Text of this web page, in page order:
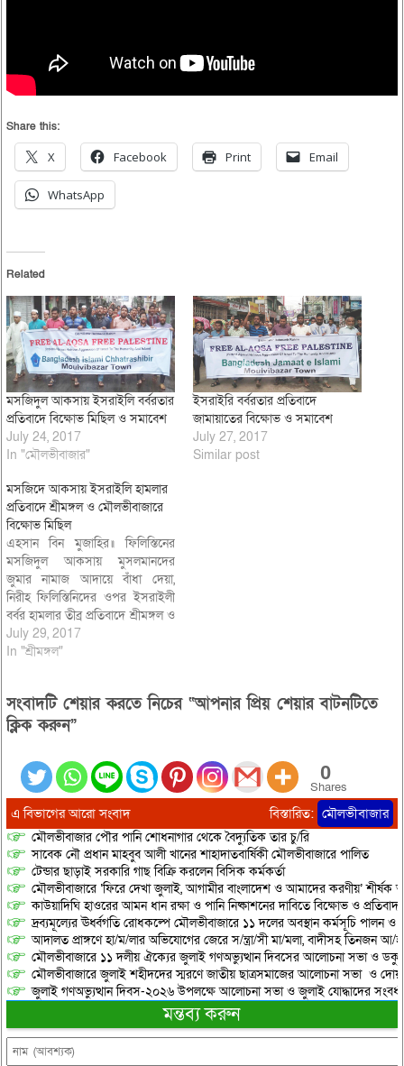
Share this:
X Facebook Print Email
WhatsApp
Related
মসজিদুল আকসায় ইসরাইলি বর্বরতার
প্রতিবাদে বিক্ষোভ মিছিল ও সমাবেশ
July 24, 2017
In "মৌলভীবাজার"
ইসরাইরি বর্বরতার প্রতিবাদে
জামায়াতের বিক্ষোভ ও সমাবেশ
July 27, 2017
Similar post
মসজিদে আকসায় ইসরাইলি হামলার
প্রতিবাদে শ্রীমঙ্গল ও মৌলভীবাজারে
বিক্ষোভ মিছিল
এহসান বিন মুজাহির॥ ফিলিস্তিনের
মসজিদুল আকসায় মুসলমানদের
জুমার নামাজ আদায়ে বাঁধা দেয়া,
নিরীহ ফিলিস্তিনিদের ওপর ইসরাইলী
বর্বর হামলার তীব্র প্রতিবাদে শ্রীমঙ্গল ও
মৌলভীবাজারে বিক্ষোভ মিছিল ও
প্রতিবাদ সমাবেশ করেছে খেলাফত
মজলিস শ্রীমঙ্গল পৌর শাখার ব্যানারে
শ্রীমঙ্গলে বিক্ষোভ মিছিল ও
July 29, 2017
In "শ্রীমঙ্গল"
সংবাদটি শেয়ার করতে নিচের “আপনার প্রিয় শেয়ার বাটনটিতে
ক্লিক করুন”
0
Shares
এ বিভাগের আরো সংবাদ বিস্তারিত: মৌলভীবাজার
মৌলভীবাজার পৌর পানি শোধনাগার থেকে বৈদ্যুতিক তার চু/রি
সাবেক নৌ প্রধান মাহবুব আলী খানের শাহাদাতবার্ষিকী মৌলভীবাজারে পালিত
টেন্ডার ছাড়াই সরকারি গাছ বিক্রি করলেন বিসিক কর্মকর্তা
মৌলভীবাজারে ‘ফিরে দেখা জুলাই, আগামীর বাংলাদেশ ও আমাদের করণীয়’ শীর্ষক
কাউয়াদিঘি হাওরের আমন ধান রক্ষা ও পানি নিষ্কাশনের দাবিতে বিক্ষোভ ও
দ্রব্যমূল্যের ঊর্ধ্বগতি রোধকল্পে মৌলভীবাজারে ১১ দলের অবস্থান কর্মসূচি পালন ও
আদালত প্রাঙ্গণে হা/ম/লার অভিযোগের জেরে স/ন্ত্রা/সী মা/মলা, বাদীসহ তিনজন আ/
মৌলভীবাজারে ১১ দলীয় ঐক্যের জুলাই গণঅভ্যুত্থান দিবসের আলোচনা সভা ও
মৌলভীবাজারে জুলাই শহীদদের স্মরণে জাতীয় ছাত্রসমাজের আলোচনা সভা ও
জুলাই গণঅভ্যুত্থান দিবস-২০২৬ উপলক্ষে আলোচনা সভা ও জুলাই যোদ্ধাদের
মন্তব্য করুন